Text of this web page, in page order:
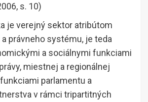
s. 10)
je verejný sektor atribútom
právneho systému, je teda
a sociálnymi funkciami
miestnej a regionálnej
parlamentu a
v rámci tripartitných